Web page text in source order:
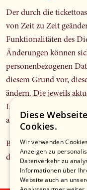
Der durch die
von Zeit zu Zeit
Funktionalitäten des
Änderungen können
personenbezogenen
diesem Grund vor,
ändern. Die jeweils
Link
abrufbar.
Bitte informieren Sie
den aktuellen Stand
Diese
Cookies.
Wir verwenden
Anzeigen zu
Datenverkehr zu
Informationen über
Website auch an